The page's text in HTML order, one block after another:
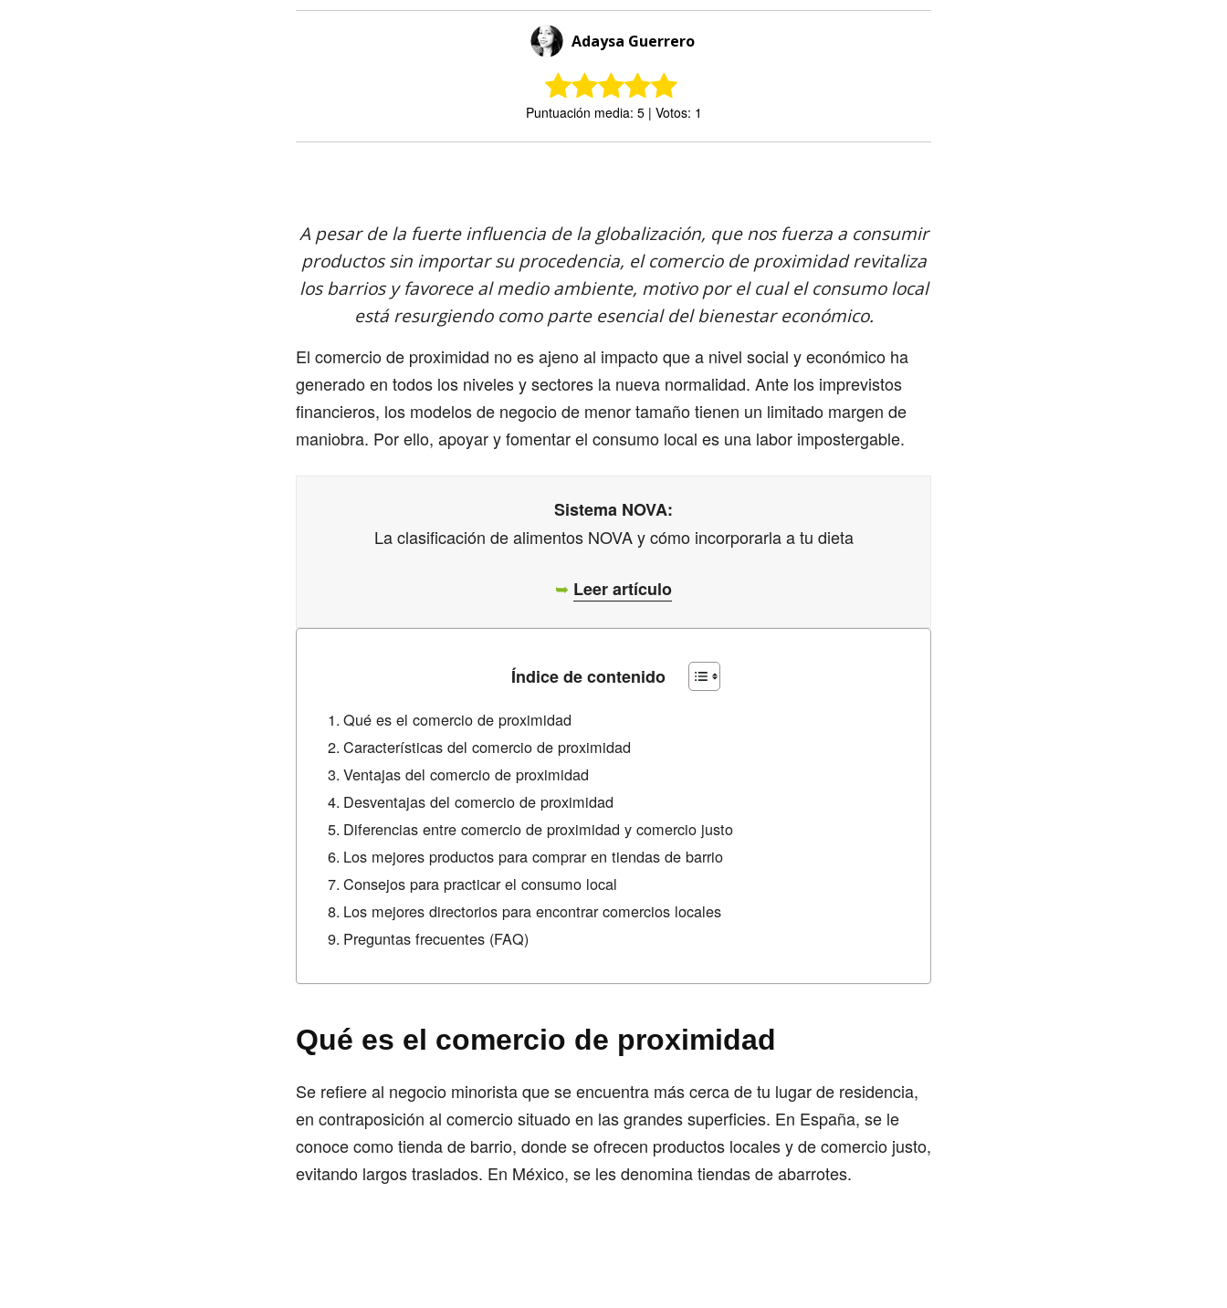
Adaysa Guerrero
Puntuación media: 5 | Votos: 1
A pesar de la fuerte influencia de la globalización, que nos fuerza a consumir
productos sin importar su procedencia, el comercio de proximidad revitaliza
los barrios y favorece al medio ambiente, motivo por el cual el consumo local
está resurgiendo como parte esencial del bienestar económico.
El comercio de proximidad no es ajeno al impacto que a nivel social y económico ha
generado en todos los niveles y sectores la nueva normalidad. Ante los imprevistos
financieros, los modelos de negocio de menor tamaño tienen un limitado margen de
maniobra. Por ello, apoyar y fomentar el consumo local es una labor impostergable.
Sistema NOVA:
La clasificación de alimentos NOVA y cómo incorporarla a tu dieta
➥ Leer artículo
Índice de contenido
Qué es el comercio de proximidad
Características del comercio de proximidad
Ventajas del comercio de proximidad
Desventajas del comercio de proximidad
Diferencias entre comercio de proximidad y comercio justo
Los mejores productos para comprar en tiendas de barrio
Consejos para practicar el consumo local
Los mejores directorios para encontrar comercios locales
Preguntas frecuentes (FAQ)
Qué es el comercio de proximidad
Se refiere al negocio minorista que se encuentra más cerca de tu lugar de residencia,
en contraposición al comercio situado en las grandes superficies. En España, se le
conoce como tienda de barrio, donde se ofrecen productos locales y de comercio justo,
evitando largos traslados. En México, se les denomina tiendas de abarrotes.